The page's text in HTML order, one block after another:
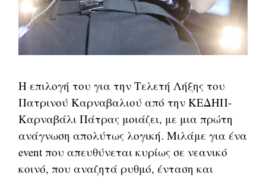
Η επιλογή του για την Τελετή Λήξης του
Πατρινού Καρναβαλιού από την ΚΕΔΗΠ-
Καρναβάλι Πάτρας μοιάζει, με μια πρώτη
ανάγνωση απολύτως λογική. Μιλάμε για ένα
event που απευθύνεται κυρίως σε νεανικό
κοινό, που αναζητά ρυθμό, ένταση και